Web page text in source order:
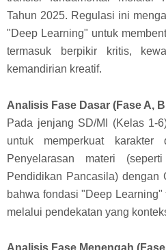
Tahun 2025. Regulasi ini
"Deep Learning" untuk
termasuk berpikir kritis,
kemandirian kreatif.
Analisis Fase Dasar (Fase A,
Pada jenjang SD/MI (Kelas 1-
untuk memperkuat
Penyelarasan materi
Pendidikan Pancasila) dengan
bahwa fondasi "Deep
melalui pendekatan yang